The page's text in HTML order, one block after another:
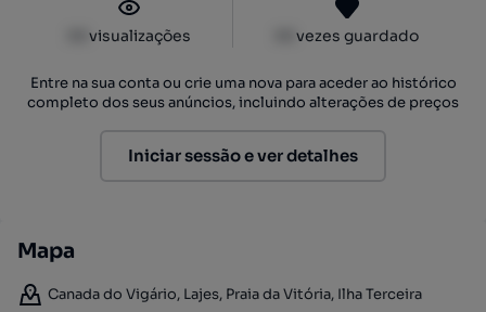
visualizações vezes guardado
Entre na sua conta ou crie uma nova para aceder ao histórico
completo dos seus anúncios, incluindo alterações de preços
Iniciar sessão e ver detalhes
Mapa
Canada do Vigário, Lajes, Praia da Vitória, Ilha Terceira